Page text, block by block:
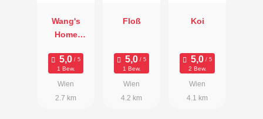
Wang's
Home
1 Bew.
Wien
2.7 km
Floß
1 Bew.
Wien
4.2 km
Koi
2 Bew.
Wien
4.1 km